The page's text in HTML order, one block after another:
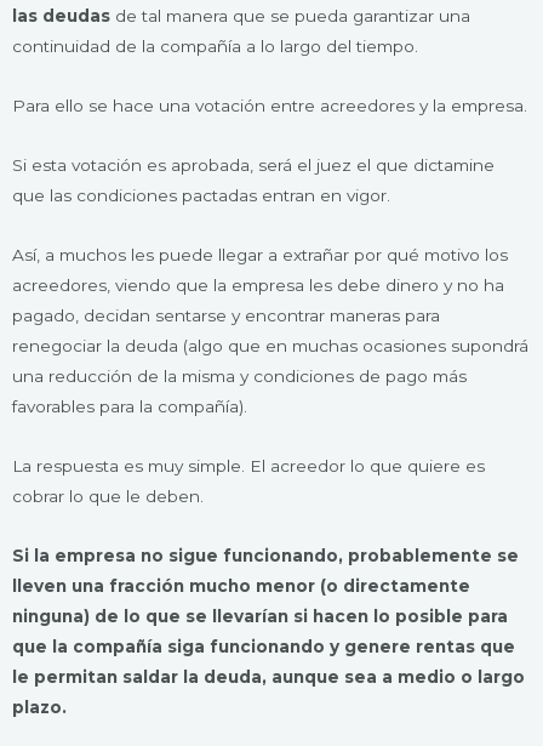
las deudas de tal manera que se pueda garantizar una
continuidad de la compañía a lo largo del tiempo.
Para ello se hace una votación entre acreedores y la empresa.
Si esta votación es aprobada, será el juez el que dictamine
que las condiciones pactadas entran en vigor.
Así, a muchos les puede llegar a extrañar por qué motivo los
acreedores, viendo que la empresa les debe dinero y no ha
pagado, decidan sentarse y encontrar maneras para
renegociar la deuda (algo que en muchas ocasiones supondrá
una reducción de la misma y condiciones de pago más
favorables para la compañía).
La respuesta es muy simple. El acreedor lo que quiere es
cobrar lo que le deben.
Si la empresa no sigue funcionando, probablemente se
lleven una fracción mucho menor (o directamente
ninguna) de lo que se llevarían si hacen lo posible para
que la compañía siga funcionando y genere rentas que
le permitan saldar la deuda, aunque sea a medio o largo
plazo.